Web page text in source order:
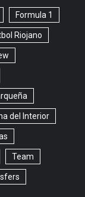
Formula 1
Riojano
del Interior
Team